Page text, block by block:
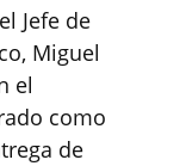
Jefe de
Miguel
el
como
de